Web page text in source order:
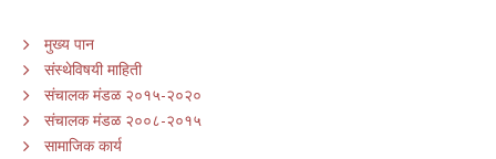
मुख्य पान
संस्थेविषयी माहिती
संचालक मंडळ २०१५-२०२०
संचालक मंडळ २००८-२०१५
सामाजिक कार्य